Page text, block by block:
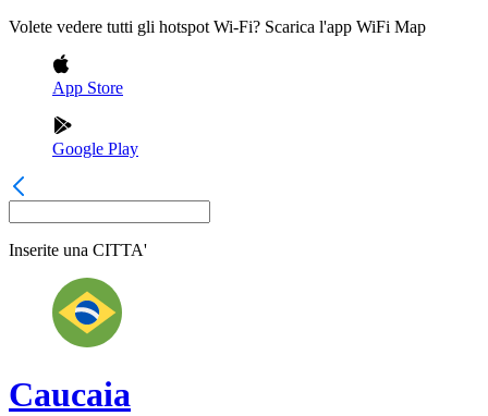
Volete vedere tutti gli hotspot Wi-Fi? Scarica l'app WiFi Map
App Store
Google Play
Inserite una CITTA'
Caucaia